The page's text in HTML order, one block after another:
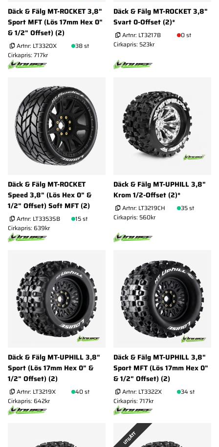
Däck & Fälg MT-ROCKET 3,8"
Sport MFT (Lös 17mm Hex 0"
& 1/2" Offset) (2)
Artnr: LT3320X
38 st
Cirkapris: 717kr
Däck & Fälg MT-ROCKET 3,8"
Svart 0-Offset (2)*
Artnr: LT3217B
0 st
Cirkapris: 523kr
Däck & Fälg MT-ROCKET
Speed 3,8" (Lös Hex 0" &
1/2" Offset) Soft MFT (2)
Artnr: LT3353SB
15 st
Cirkapris: 639kr
Däck & Fälg MT-UPHILL 3,8"
Krom 1/2-Offset (2)*
Artnr: LT3219CH
35 st
Cirkapris: 560kr
Däck & Fälg MT-UPHILL 3,8"
Sport (Lös 17mm Hex 0" &
1/2" Offset) (2)
Artnr: LT3219X
40 st
Cirkapris: 642kr
Däck & Fälg MT-UPHILL 3,8"
Sport MFT (Lös 17mm Hex 0"
& 1/2" Offset) (2)
Artnr: LT3322X
34 st
Cirkapris: 717kr
UTGÅTT